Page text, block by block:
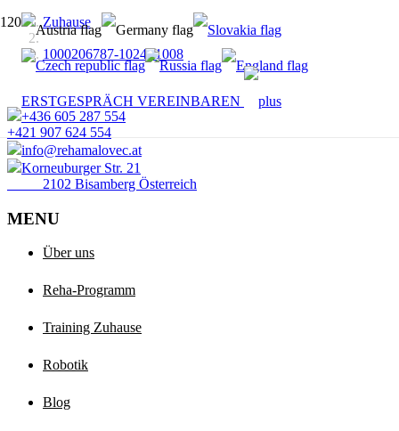
ERSTGESPRÄCH VEREINBAREN
Zuhause
1000206787-1024×1008
+436 605 287 554
+421 907 624 554
info@rehamalovec.at
Korneuburger Str. 21
2102 Bisamberg Österreich
MENU
Über uns
Reha-Programm
Training Zuhause
Robotik
Blog